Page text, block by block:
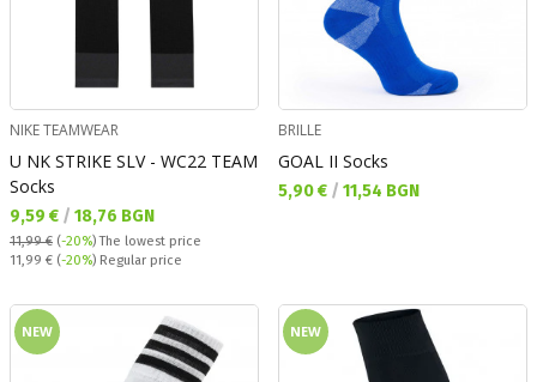
NIKE TEAMWEAR
U NK STRIKE SLV - WC22 TEAM
Socks
Текуща цена:
9,59 € / 18,76 BGN
11,99 € (-20%)The lowest price
Regular price:
11,99 € (-20%) Regular price
BRILLE
GOAL II Socks
Текуща цена:
5,90 € / 11,54 BGN
NEW NEW